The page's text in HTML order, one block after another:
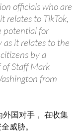
officials who are
relates to TikTok,
potential for
as it relates to the
by a
of Staff Mark
from
国对手， 在收集
威胁。